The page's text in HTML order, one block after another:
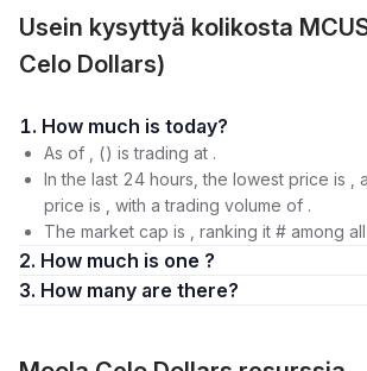
Usein kysyttyä kolikosta
Celo Dollars)
1. How much is today?
As of , () is trading at .
In the last 24 hours, the lowest price is ,
price is , with a trading volume of .
The market cap is , ranking it # among
2. How much is one ?
3. How many are there?